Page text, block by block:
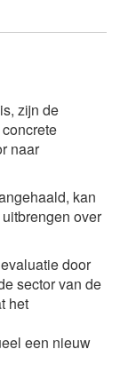
zijn de
naar
kan
over
door
sector van de
het
een nieuw